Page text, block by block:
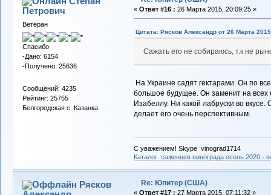
Петрович
Ветеран
Спасибо
-Дано: 6154
-Получено: 25636
Сообщений: 4235
Рейтинг: 25755
Белгородская с. Казанка
« Ответ #16 : 26 Марта 2015, 20:09:25 »
Цитата: Рясков Александр от 26 Марта
Сажать его не собираюсь, т.к не
На Украине садят гектарами. Он по
большое будущее. Он заменит на
Изабеллу. Ни какой лабруски во
делает его очень перспективным.
С уважением! Skype vinograd1714
Каталог саженцев винограда осень 2020 -
Рясков
Re: Юпитер (США)
« Ответ #17 : 27 Марта 2015, 07:11:32 »